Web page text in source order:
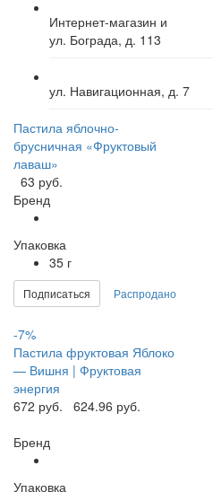
Интернет-магазин и
ул. Бограда, д. 113
ул. Навигационная, д. 7
Пастила яблочно-
брусничная «Фруктовый
лаваш»
63 руб.
Бренд
Упаковка
35 г
Подписаться Распродано
-7%
Пастила фруктовая Яблоко
— Вишня | Фруктовая
энергия
672 руб.
624.96 руб.
Бренд
Упаковка